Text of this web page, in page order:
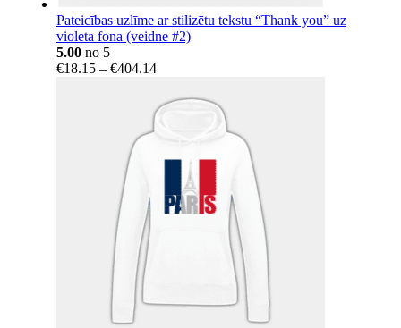
Pateicības uzlīme ar stilizētu tekstu “Thank you” uz
violeta fona (veidne #2)
5.00 no 5
€18.15 – €404.14Price
€18.15
through